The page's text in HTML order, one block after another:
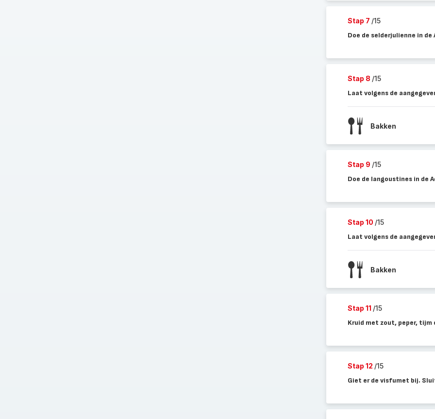
Stap 7 /15
Doe de selderjulienne in
Stap 8 /15
Laat volgens de
Bakken
Stap 9 /15
Doe de langoustines in de
Stap 10 /15
Laat volgens de
Bakken
Stap 11 /15
Kruid met zout, peper, tijm
Stap 12 /15
Giet er de visfumet bij.